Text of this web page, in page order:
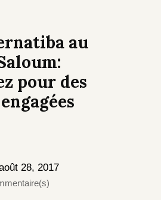
au
pour des
28, 2017